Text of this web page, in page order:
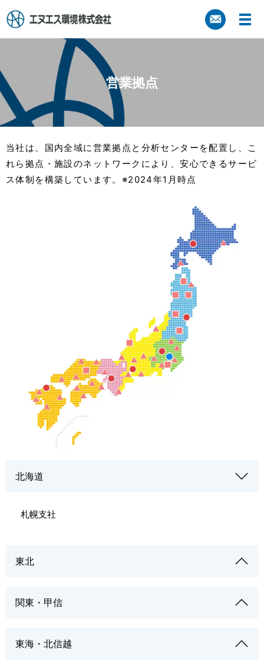
営業拠点
当社は、国内全域に営業拠点と分析センターを配置し、こ
れら拠点・施設のネットワークにより、安心できるサービ
ス体制を構築しています。※2024年1月時点
北海道
札幌支社
東北
関東・甲信
東海・北信越